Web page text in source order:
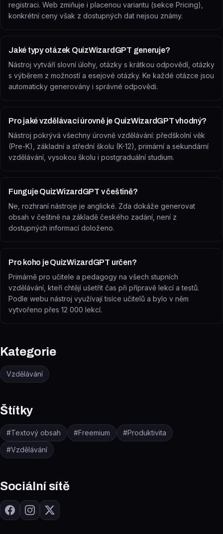
registraci. Web zmiňuje i placenou variantu (sekce Pricing),
konkrétní ceny však z dostupných dat nejsou známy.
Jaké typy otázek QuizWizardGPT generuje?
Nástroj vytváří slovní úlohy, otázky s krátkou odpovědí, otázky
s výběrem z možností a esejové otázky. Ke každé otázce jsou
automaticky generovány i správné odpovědi.
Pro jaké vzdělávací úrovně je QuizWizardGPT vhodný?
Nástroj pokrývá všechny úrovně vzdělávání: předškolní věk
(Pre-K), základní a střední školu (K-12), primární a sekundární
vzdělávání, vysokou školu i postgraduální studium.
Funguje QuizWizardGPT v češtině?
Ne, rozhraní nástroje je anglické. Zda dokáže generovat
obsah v češtině na základě českého zadání, není z
dostupných informací doloženo.
Pro koho je QuizWizardGPT určen?
Primárně pro učitele a pedagogy na všech stupních
vzdělávání, kteří chtějí ušetřit čas při přípravě lekcí a testů.
Podle webu nástroj využívají tisíce učitelů a bylo v něm
vytvořeno přes 12 000 lekcí.
Kategorie
Vzdělávání
Štítky
#Textový obsah #Freemium #Produktivita
#Vzdělávání
Sociální sítě